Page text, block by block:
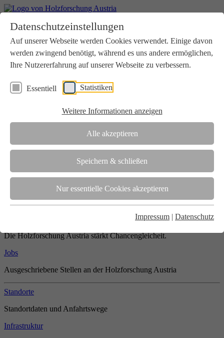
Datenschutzeinstellungen
Auf unserer Webseite werden Cookies verwendet. Einige davon
werden zwingend benötigt, während es uns andere ermöglichen,
Ihre Nutzererfahrung auf unserer Webseite zu verbessern.
Essentiell Statistiken
Weitere Informationen anzeigen
Alle akzeptieren
Speichern & schließen
Nur essentielle Cookies akzeptieren
Impressum | Datenschutz
Aktuelles
Downloads
Kontakt
Login
Verein
Wir unterstützen die Interessen der Holzbranche in enger
Zusammenarbeit mit Wissenschaft und Wirtschaft.
Die Holzforschung Austria ist akkreditierte Prüf-, Inspektions- und
Team
Unsere gesamte Kompetenz ist in unseren Mitarbeiter:innen
gebündelt
Die Holzforschung Austria stärkt Chancengleicheit.
Jobs
Ausgeschriebene Stellen an der Holzforschung Austria
Standorte
Standortdaten und Anfahrtswege
Infrastruktur